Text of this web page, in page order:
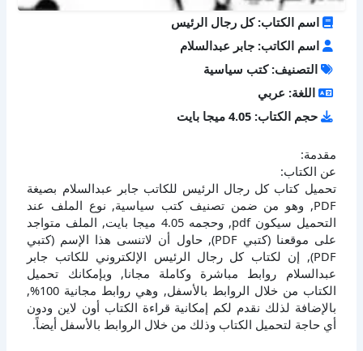
اسم الكتاب: كل رجال الرئيس
اسم الكاتب: جابر عبدالسلام
التصنيف: كتب سياسية
اللغة: عربي
حجم الكتاب: 4.05 ميجا بايت
مقدمة:
عن الكتاب:
تحميل كتاب كل رجال الرئيس للكاتب جابر عبدالسلام بصيغة
PDF, وهو من ضمن تصنيف كتب سياسية, نوع الملف عند
التحميل سيكون pdf, وحجمه 4.05 ميجا بايت, الملف متواجد
على موقعنا (كتبي PDF), حاول أن لاتنسى هذا الإسم (كتبي
PDF), إن لكتاب كل رجال الرئيس الإلكتروني للكاتب جابر
عبدالسلام روابط مباشرة وكاملة مجانا, وبإمكانك تحميل
الكتاب من خلال الروابط بالأسفل, وهي روابط مجانية 100%,
بالإضافة لذلك نقدم لكم إمكانية قراءة الكتاب أون لاين ودون
أي حاجة لتحميل الكتاب وذلك من خلال الروابط بالأسفل أيضاً.